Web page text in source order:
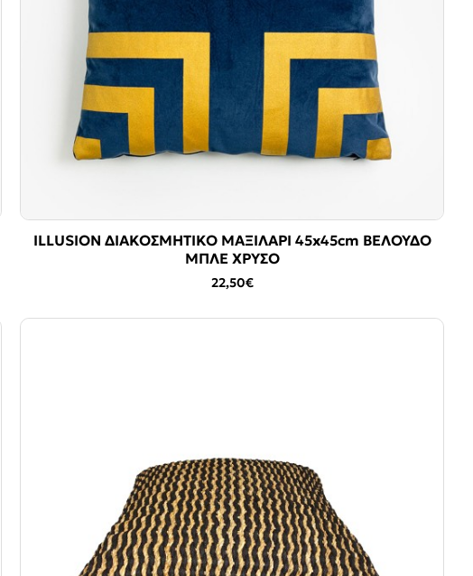
ILLUSION ΔΙΑΚΟΣΜΗΤΙΚΟ ΜΑΞΙΛΑΡΙ 45x45cm ΒΕΛΟΥΔΟ
ΜΠΛΕ ΧΡΥΣΟ
22,50€